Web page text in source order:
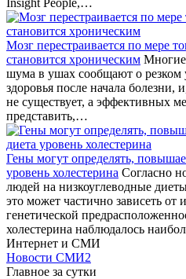
Мозг перестраивается по мере
становится хроническим Многие
шума в ушах сообщают о резком
здоровья после начала болезни,
не существует, а эффективных
представить,…
Гены могут определять,
уровень холестерина Согласно
людей на низкоуглеводные
это может частично зависеть
генетической
холестерина наблюдалось
Интернет и СМИ
Новости СМИ2
Главное за сутки